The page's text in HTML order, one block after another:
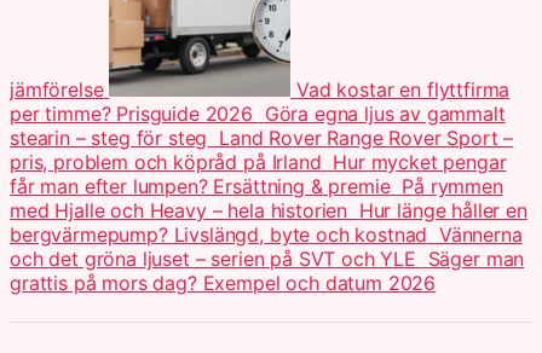
jämförelse
Vad kostar en flyttfirma
per timme? Prisguide 2026 Göra egna ljus av gammalt
stearin – steg för steg Land Rover Range Rover Sport –
pris, problem och köpråd på Irland Hur mycket pengar
får man efter lumpen? Ersättning & premie På rymmen
med Hjalle och Heavy – hela historien Hur länge håller en
bergvärmepump? Livslängd, byte och kostnad Vännerna
och det gröna ljuset – serien på SVT och YLE Säger man
grattis på mors dag? Exempel och datum 2026